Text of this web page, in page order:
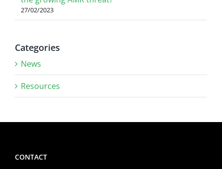
27/02/2023
Categories
News
Resources
CONTACT